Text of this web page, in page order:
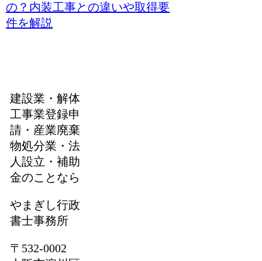
の？内装工事との違いや取得要
件を解説
建設業・解体
工事業登録申
請・産業廃棄
物処分業・法
人設立・補助
金のことなら
やまぎし行政
書士事務所
〒532-0002